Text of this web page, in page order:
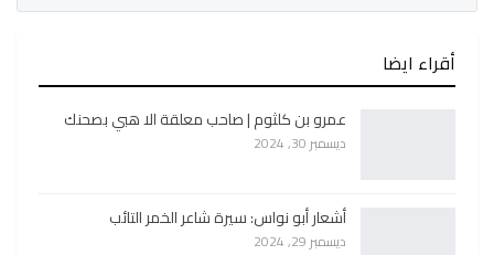
أقراء ايضا
عمرو بن كلثوم | صاحب معلقة الا هبي بصحنك
ديسمبر 30, 2024
أشعار أبو نواس: سيرة شاعر الخمر التائب
ديسمبر 29, 2024